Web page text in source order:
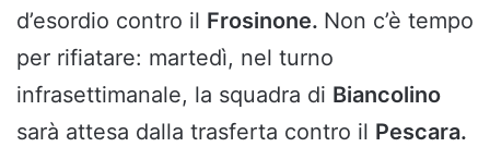
d’esordio contro il Frosinone. Non c’è tempo
per rifiatare: martedì, nel turno
infrasettimanale, la squadra di Biancolino
sarà attesa dalla trasferta contro il Pescara.